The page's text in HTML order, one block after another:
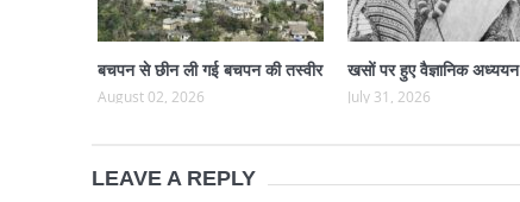
बचपन से छीन ली गई बचपन की तस्वीर
August 02, 2026
खसों पर हुए वैज्ञानिक अध्ययन
July 31, 2026
LEAVE A REPLY